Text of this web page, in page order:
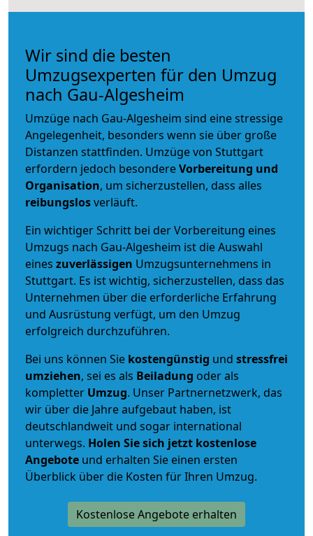
Wir sind die besten
Umzugsexperten für den Umzug
nach Gau-Algesheim
Umzüge nach Gau-Algesheim sind eine stressige
Angelegenheit, besonders wenn sie über große
Distanzen stattfinden. Umzüge von Stuttgart
erfordern jedoch besondereVorbereitung und
Organisation, um sicherzustellen, dass alles
reibungslosverläuft.
Ein wichtiger Schritt bei der Vorbereitung eines
Umzugs nach Gau-Algesheim ist die Auswahl
eines zuverlässigen Umzugsunternehmens in
Stuttgart. Es ist wichtig, sicherzustellen, dass das
Unternehmen über die erforderliche Erfahrung
und Ausrüstung verfügt, um den Umzug
erfolgreich durchzuführen.
Bei uns können Sie kostengünstig und stressfrei
umziehen, sei es als Beiladung oder als
kompletter Umzug. Unser Partnernetzwerk, das
wir über die Jahre aufgebaut haben, ist
deutschlandweit und sogar international
unterwegs. Holen Sie sich jetzt kostenlose
Angebote und erhalten Sie einen ersten
Überblick über die Kosten für Ihren Umzug.
Kostenlose Angebote erhalten